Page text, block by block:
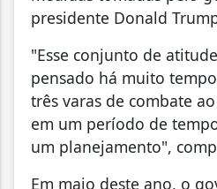
presidente Donald
"Esse conjunto de
pensado há muito
três varas de combate
em um período de
um planejamento",
Em maio deste ano, o